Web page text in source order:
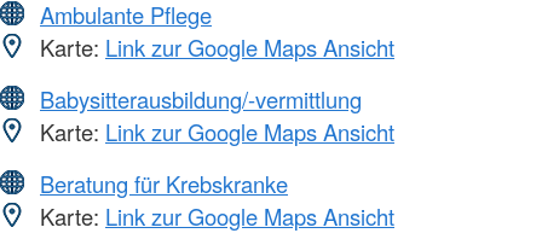
Ambulante Pflege
Karte: Link zur Google Maps Ansicht
Babysitterausbildung/-vermittlung
Karte: Link zur Google Maps Ansicht
Beratung für Krebskranke
Karte: Link zur Google Maps Ansicht